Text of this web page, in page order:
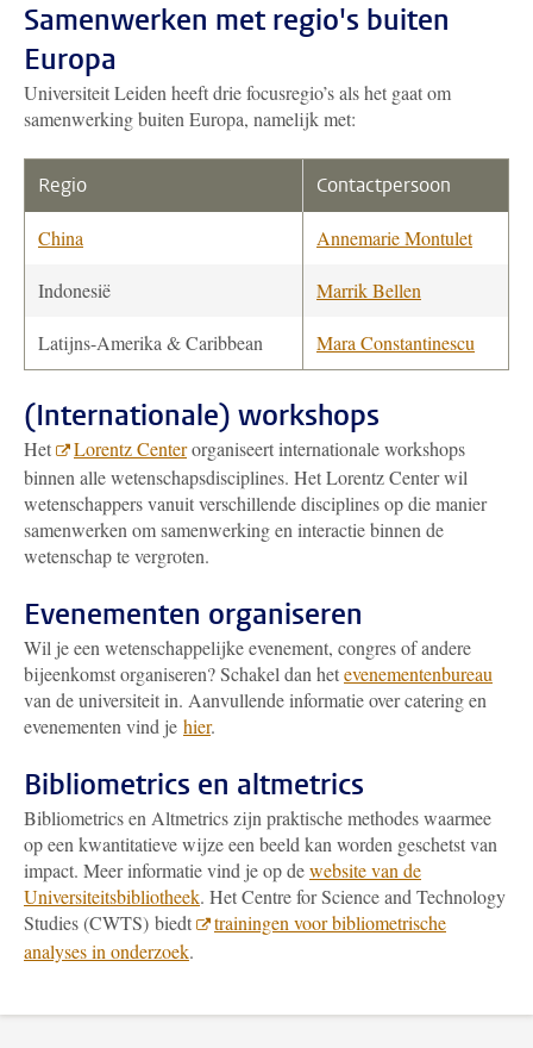
Samenwerken met regio's buiten
Europa
Universiteit Leiden heeft drie focusregio’s als het gaat om
samenwerking buiten Europa, namelijk met:
Regio Contactpersoon
China Annemarie Montulet
Indonesië Marrik Bellen
Latijns-Amerika & Caribbean Mara Constantinescu
(Internationale) workshops
Het Lorentz Centerorganiseert internationale workshops
binnen alle wetenschapsdisciplines. Het Lorentz Center wil
wetenschappers vanuit verschillende disciplines op die manier
samenwerken om samenwerking en interactie binnen de
wetenschap te vergroten.
Evenementen organiseren
Wil je een wetenschappelijke evenement, congres of andere
bijeenkomst organiseren? Schakel dan hetevenementenbureau
van de universiteit in. Aanvullende informatie over catering en
evenementen vind je hier.
Bibliometrics en altmetrics
Bibliometrics en Altmetrics zijn praktische methodes waarmee
op een kwantitatieve wijze een beeld kan worden geschetst van
impact. Meer informatie vind je op dewebsite van de
Universiteitsbibliotheek. Het Centre for Science and Technology
Studies (CWTS) biedt
trainingen voor bibliometrische
analyses in onderzoek.